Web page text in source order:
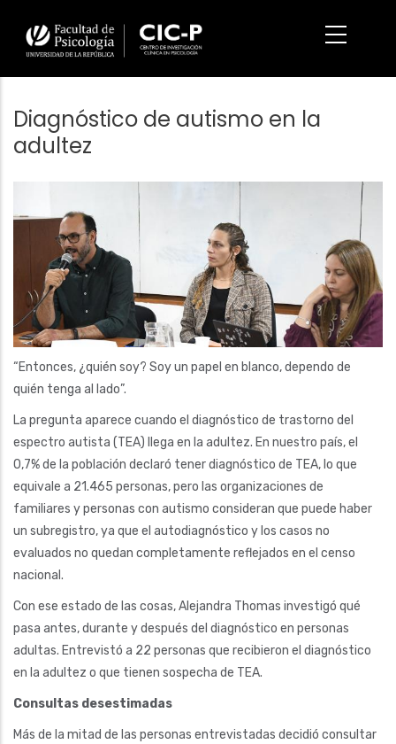
contenido
principal
Diagnóstico de autismo en la
adultez
“Entonces, ¿quién soy? Soy un papel en blanco, dependo de
quién tenga al lado”.
La pregunta aparece cuando el diagnóstico de trastorno del
espectro autista (TEA) llega en la adultez. En nuestro país, el
0,7% de la población declaró tener diagnóstico de TEA, lo que
equivale a 21.465 personas, pero las organizaciones de
familiares y personas con autismo consideran que puede haber
un subregistro, ya que el autodiagnóstico y los casos no
evaluados no quedan completamente reflejados en el censo
nacional.
Con ese estado de las cosas, Alejandra Thomas investigó qué
pasa antes, durante y después del diagnóstico en personas
adultas. Entrevistó a 22 personas que recibieron el diagnóstico
en la adultez o que tienen sospecha de TEA.
Consultas desestimadas
Más de la mitad de las personas entrevistadas decidió consultar